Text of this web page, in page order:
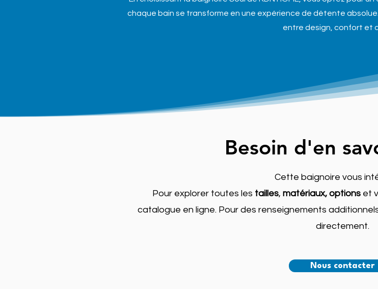
chaque bain se transforme en une expérience de détente
entre design, confort et
Besoin d'en
Cette baignoire vous
Pour explorer toutes les tailles, matériaux, options et
catalogue en ligne. Pour des renseignements
directement.
Nous contacter